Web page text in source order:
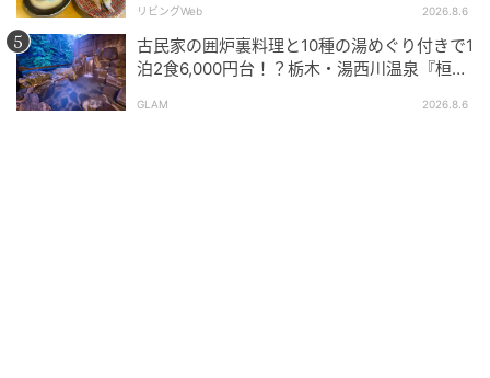
ストレートプレス
この実績と、大人向けに完全マンツーマンで国家資格
取得をサポートする「JUAVACドローンエキスパートア
カデミー東京サテライト校」の指導ノウハウを掛け合
リビングWeb 2026.8.6
古民家の囲炉裏料理と10種の湯めぐり付きで1
泊2食6,000円台！？栃木・湯西川温泉『桓武
GLAM 2026.8.6